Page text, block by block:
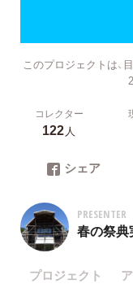
このプロジェクトは、
コレクター
122人
シェア
PRESENTER
春の祭
プロジェクト